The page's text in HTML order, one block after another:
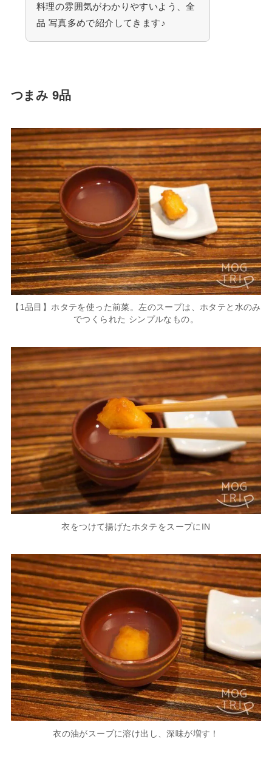
料理の雰囲気がわかりやすいよう、全
品 写真多めで紹介してきます♪
つまみ 9品
【1品目】ホタテを使った前菜。左のスープは、ホタテと水のみ
でつくられた シンプルなもの。
衣をつけて揚げたホタテをスープにIN
衣の油がスープに溶け出し、深味が増す！